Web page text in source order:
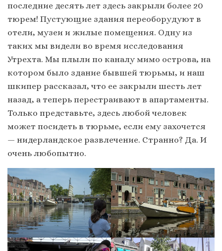
последние десять лет здесь закрыли более 20
тюрем! Пустующие здания переоборудуют в
отели, музеи и жилые помещения. Одну из
таких мы видели во время исследования
Утрехта. Мы плыли по каналу мимо острова, на
котором было здание бывшей тюрьмы, и наш
шкипер рассказал, что ее закрыли шесть лет
назад, а теперь перестраивают в апартаменты.
Только представьте, здесь любой человек
может посидеть в тюрьме, если ему захочется
— нидерландское развлечение. Странно? Да. И
очень любопытно.